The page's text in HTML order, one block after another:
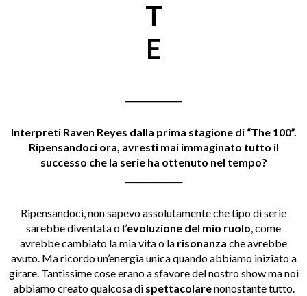
T
E
Interpreti Raven Reyes dalla prima stagione di “The 100”.
Ripensandoci ora, avresti mai immaginato tutto il
successo che la serie ha ottenuto nel tempo?
Ripensandoci, non sapevo assolutamente che tipo di serie
sarebbe diventata o l’evoluzione del mio ruolo, come
avrebbe cambiato la mia vita o la risonanza che avrebbe
avuto. Ma ricordo un’energia unica quando abbiamo iniziato a
girare. Tantissime cose erano a sfavore del nostro show ma noi
abbiamo creato qualcosa di spettacolarenonostante tutto.